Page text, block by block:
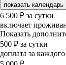
показать календарь
6 500 ₽ за сутки
включает
Показать
500 ₽ за сутки
доплата за